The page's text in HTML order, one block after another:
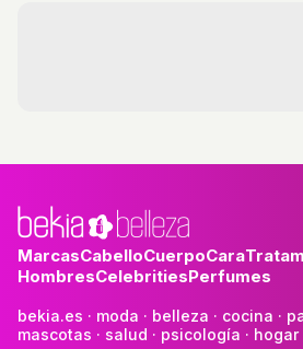
MarcasCabelloCuerpoCara
HombresCelebritiesPerfumes
bekia.es · moda · belleza · cocina ·
mascotas · salud · psicología · hogar